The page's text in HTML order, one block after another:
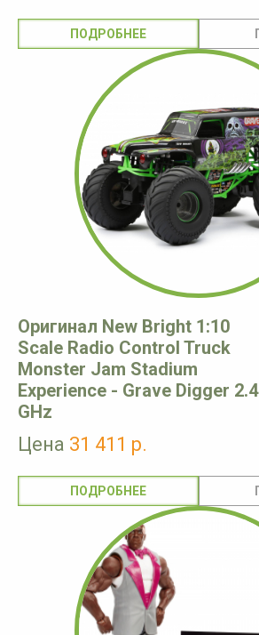
ПОДРОБНЕЕ
Оригинал New Bright 1:10
Scale Radio Control Truck
Monster Jam Stadium
Experience - Grave Digger 2.4
GHz
Цена 31 411 р.
ПОДРОБНЕЕ